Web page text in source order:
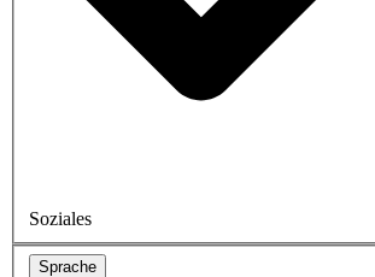
Soziales
Sprache